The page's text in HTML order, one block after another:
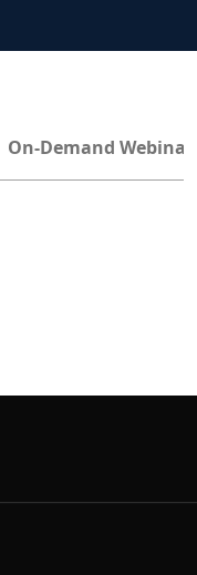
On-Demand Webinar